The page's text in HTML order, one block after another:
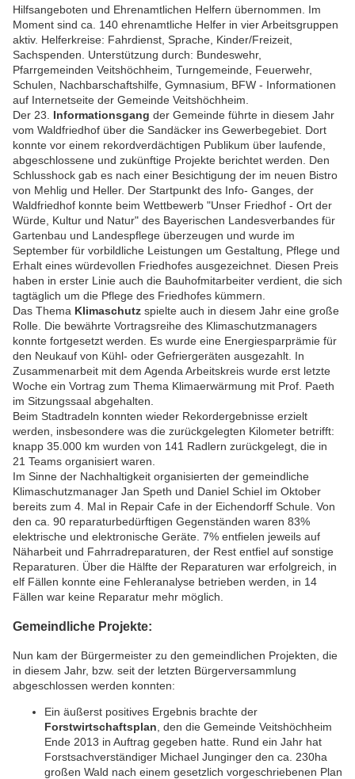
Hilfsangeboten und Ehrenamtlichen Helfern übernommen. Im
Moment sind ca. 140 ehrenamtliche Helfer in vier Arbeitsgruppen
aktiv. Helferkreise: Fahrdienst, Sprache, Kinder/Freizeit,
Sachspenden. Unterstützung durch: Bundeswehr,
Pfarrgemeinden Veitshöchheim, Turngemeinde, Feuerwehr,
Schulen, Nachbarschaftshilfe, Gymnasium, BFW - Informationen
auf Internetseite der Gemeinde Veitshöchheim.
Der 23. Informationsgang der Gemeinde führte in diesem Jahr
vom Waldfriedhof über die Sandäcker ins Gewerbegebiet. Dort
konnte vor einem rekordverdächtigen Publikum über laufende,
abgeschlossene und zukünftige Projekte berichtet werden. Den
Schlusshock gab es nach einer Besichtigung der im neuen Bistro
von Mehlig und Heller. Der Startpunkt des Info- Ganges, der
Waldfriedhof konnte beim Wettbewerb "Unser Friedhof - Ort der
Würde, Kultur und Natur" des Bayerischen Landesverbandes für
Gartenbau und Landespflege überzeugen und wurde im
September für vorbildliche Leistungen um Gestaltung, Pflege und
Erhalt eines würdevollen Friedhofes ausgezeichnet. Diesen Preis
haben in erster Linie auch die Bauhofmitarbeiter verdient, die sich
tagtäglich um die Pflege des Friedhofes kümmern.
Das Thema Klimaschutz spielte auch in diesem Jahr eine große
Rolle. Die bewährte Vortragsreihe des Klimaschutzmanagers
konnte fortgesetzt werden. Es wurde eine Energiesparprämie für
den Neukauf von Kühl- oder Gefriergeräten ausgezahlt. In
Zusammenarbeit mit dem Agenda Arbeitskreis wurde erst letzte
Woche ein Vortrag zum Thema Klimaerwärmung mit Prof. Paeth
im Sitzungssaal abgehalten.
Beim Stadtradeln konnten wieder Rekordergebnisse erzielt
werden, insbesondere was die zurückgelegten Kilometer betrifft:
knapp 35.000 km wurden von 141 Radlern zurückgelegt, die in
21 Teams organisiert waren.
Im Sinne der Nachhaltigkeit organisierten der gemeindliche
Klimaschutzmanager Jan Speth und Daniel Schiel im Oktober
bereits zum 4. Mal in Repair Cafe in der Eichendorff Schule. Von
den ca. 90 reparaturbedürftigen Gegenständen waren 83%
elektrische und elektronische Geräte. 7% entfielen jeweils auf
Näharbeit und Fahrradreparaturen, der Rest entfiel auf sonstige
Reparaturen. Über die Hälfte der Reparaturen war erfolgreich, in
elf Fällen konnte eine Fehleranalyse betrieben werden, in 14
Fällen war keine Reparatur mehr möglich.
Gemeindliche Projekte:
Nun kam der Bürgermeister zu den gemeindlichen Projekten, die
in diesem Jahr, bzw. seit der letzten Bürgerversammlung
abgeschlossen werden konnten:
Ein äußerst positives Ergebnis brachte der
Forstwirtschaftsplan , den die Gemeinde Veitshöchheim
Ende 2013 in Auftrag gegeben hatte. Rund ein Jahr hat
Forstsachverständiger Michael Junginger den ca. 230ha
großen Wald nach einem gesetzlich vorgeschriebenen Plan